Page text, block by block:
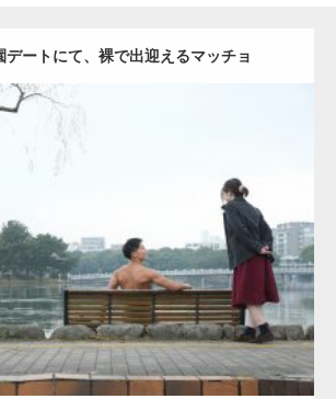
デートにて、裸で出迎えるマッチョ
マッチョ AKIHITO(細マッチョ) 背中
ロード